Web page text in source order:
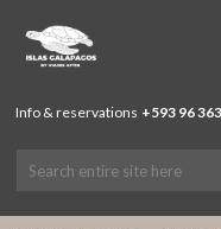
Info & reservations +593 96